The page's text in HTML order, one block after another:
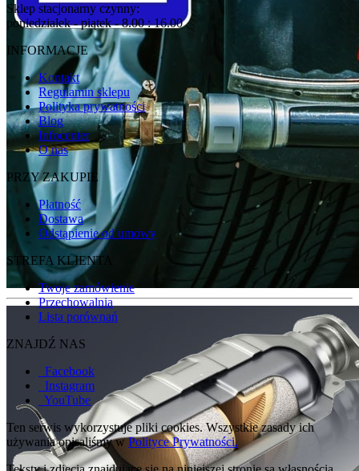
Sklep stacjonarny czynny:
poniedziałek - piątek - 8.00 : 16.00
INFORMACJE
Kontakt
Regulamin sklepu
Polityka prywatności
Blog
Infocenter
O nas
PRZY ZAKUPIE
Płatność
Dostawa
Odstąpienie od umowy
STREFA KLIENTA
Twoje zamówienie
Przechowalnia
Lista porównań
ZNAJDŹ NAS
Facebook
Instagram
YouTube
Ten serwis wykorzystuje pliki cookies. Wszystkie zasady ich
używania opisaliśmy wPolityce Prywatności.